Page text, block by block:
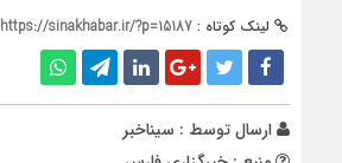
لینک کوتاه : https://sinakhabar.ir/?p=15187
ارسال توسط : سیناخبر